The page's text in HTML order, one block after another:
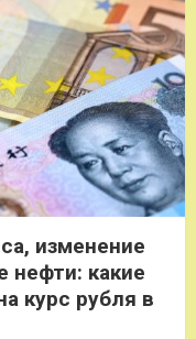
изменение
нефти: какие
курс рубля в